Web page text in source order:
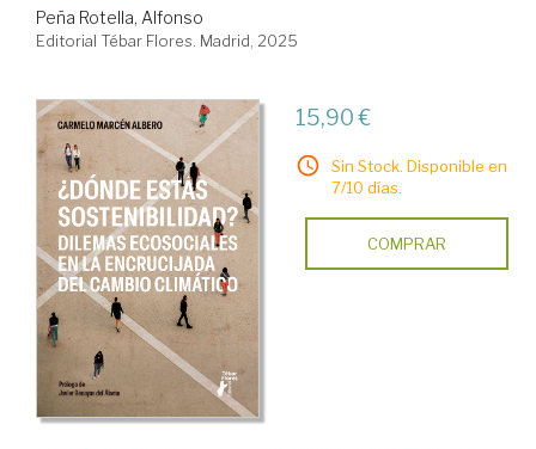
Peña Rotella, Alfonso
Editorial Tébar Flores. Madrid, 2025
15,90 €
Sin Stock. Disponible en
7/10 días.
COMPRAR